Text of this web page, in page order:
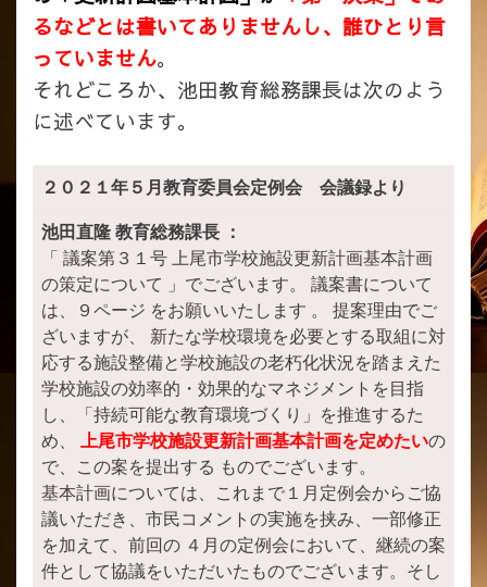
るなどとは書いてありませんし、誰ひとり言
っていません。
それどころか、池田教育総務課長は次のよう
に述べています。
２０２１年５月教育委員会定例会 会議録より
池田直隆 教育総務課長 ：
「 議案第３１号 上尾市学校施設更新計画基本計画
の策定について 」でございます。 議案書について
は、９ページ をお願いいたします 。 提案理由でご
ざいますが、 新たな学校環境を必要とする取組に対
応する施設整備と学校施設の老朽化状況を踏まえた
学校施設の効率的・効果的なマネジメントを目指
し、「持続可能な教育環境づくり」を推進するた
め、
上尾市学校施設更新計画基本計画を定めたいの
で、この案を提出する ものでございます。
基本計画については、これまで１月定例会からご協
議いただき、市民コメントの実施を挟み、一部修正
を加えて、前回の ４月の定例会において、継続の案
件として協議をいただいたものでございます。そし